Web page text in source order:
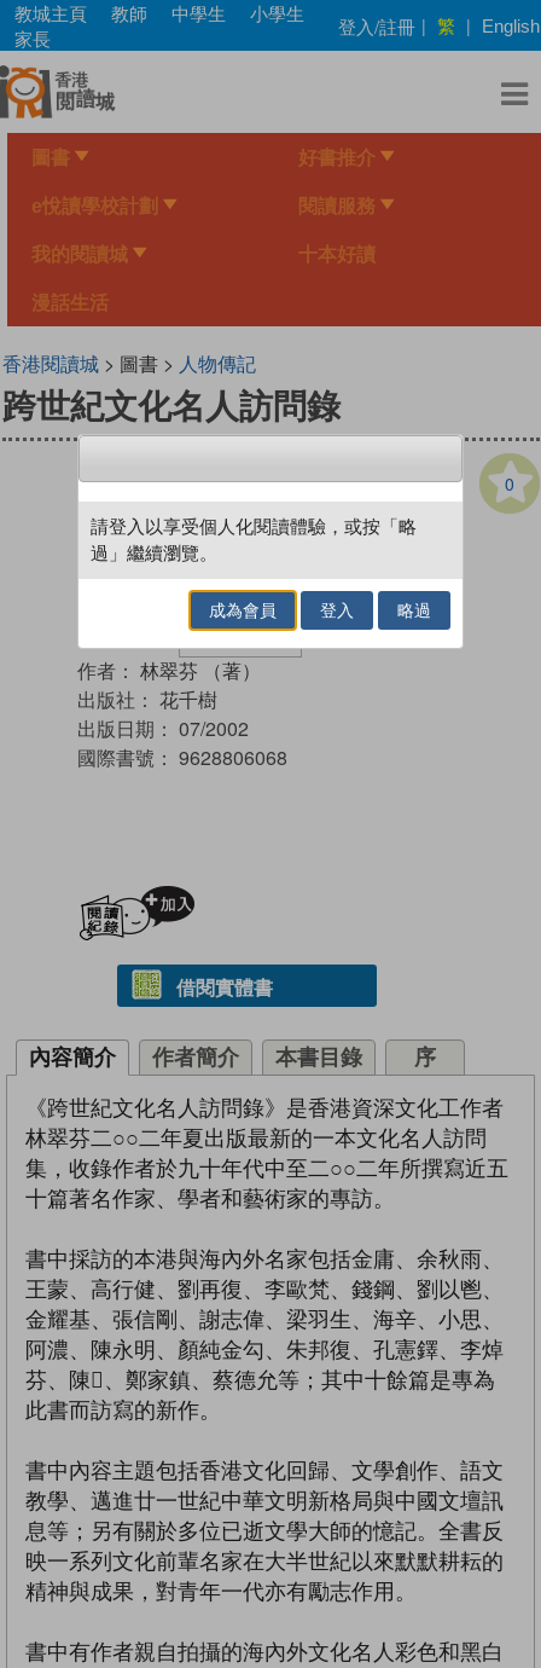
Skip
main
content
教城主頁 教師 中學生
小學生
家長
登入/註冊 | 繁 | English
圖書 好書推介
e悅讀學校計劃 閱讀服務
我的閱讀城 十本好讀
漫話生活
香港閱讀城> 圖書 > 人物傳記
跨世紀文化名人訪問錄
0
作者： 林翠芬 （著）
出版社： 花千樹
出版日期： 07/2002
國際書號： 9628806068
借閱實體書
內容簡介 作者簡介 本書目錄 序
《跨世紀文化名人訪問錄》是香港資深文化工作者
林翠芬二○○二年夏出版最新的一本文化名人訪問
集，收錄作者於九十年代中至二○○二年所撰寫近五
十篇著名作家、學者和藝術家的專訪。
書中採訪的本港與海內外名家包括金庸、余秋雨、
王蒙、高行健、劉再復、李歐梵、錢鋼、劉以鬯、
金耀基、張信剛、謝志偉、梁羽生、海辛、小思、
阿濃、陳永明、顏純金勾、朱邦復、孔憲鐸、李焯
芬、陳、鄭家鎮、蔡德允等；其中十餘篇是專為
此書而訪寫的新作。
書中內容主題包括香港文化回歸、文學創作、語文
教學、邁進廿一世紀中華文明新格局與中國文壇訊
息等；另有關於多位已逝文學大師的憶記。全書反
映一系列文化前輩名家在大半世紀以來默默耕耘的
精神與成果，對青年一代亦有勵志作用。
書中有作者親自拍攝的海內外文化名人彩色和黑白
請登入以享受個人化閱讀體驗，或按「略
過」繼續瀏覽。
成為會員 登入 略過